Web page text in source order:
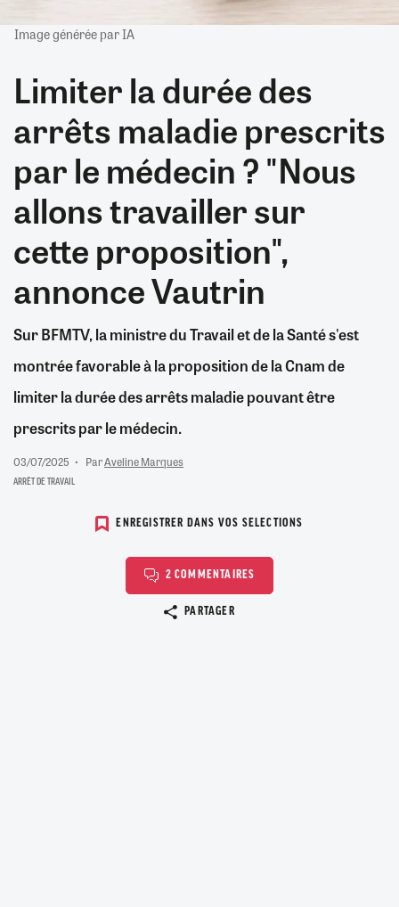
Image générée par IA
Limiter la durée des
arrêts maladie prescrits
par le médecin ? "Nous
allons travailler sur
cette proposition",
annonce Vautrin
Sur BFMTV, la ministre du Travail et de la Santé s'est
montrée favorable à la proposition de la Cnam de
limiter la durée des arrêts maladie pouvant être
prescrits par le médecin.
03/07/2025 ParAveline Marques
ARRÊT DE TRAVAIL
ENREGISTRER DANS VOS SELECTIONS
2 COMMENTAIRES
PARTAGER